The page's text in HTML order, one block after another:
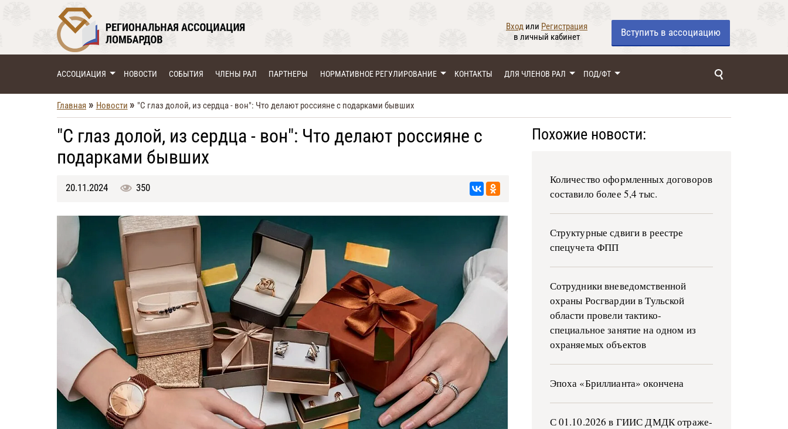
Вход или Регистрация
в личный кабинет
Вступить в ассоциацию
АССОЦИАЦИЯ НОВОСТИ СОБЫТИЯ ЧЛЕНЫ РАЛ ПАРТНЕРЫ НОРМАТИВНОЕ РЕГУЛИРОВАНИЕ КОНТАКТЫ ДЛЯ ЧЛЕНОВ РАЛ ПОД/ФТ
Главная » Новости » "С глаз долой, из сердца - вон": Что делают россияне с подарками бывших
"С глаз долой, из сердца - вон": Что делают россияне с
подарками бывших
20.11.2024 350
Похожие новости:
Количество оформленных договоров
составило более 5,4 тыс.
Структурные сдвиги в реестре
спецучета ФПП
Сотрудники вневедомственной
охраны Росгвардии в Тульской
области провели тактико-
специальное занятие на одном из
охраняемых объектов
Эпоха «Бриллианта» окончена
С 01.10.2026 в ГИИС ДМДК от­ра­же­